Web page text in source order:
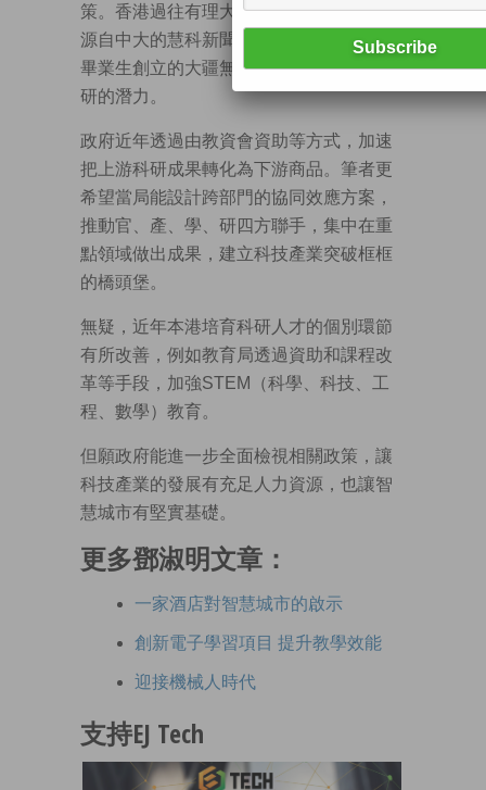
策。香港過往有理大的MyCar電動車，有
源自中大的慧科新聞搜索，近年還有科大
畢業生創立的大疆無人機，證明了學界科
研的潛力。
政府近年透過由教資會資助等方式，加速
把上游科研成果轉化為下游商品。筆者更
希望當局能設計跨部門的協同效應方案，
推動官、產、學、研四方聯手，集中在重
點領域做出成果，建立科技產業突破框框
的橋頭堡。
無疑，近年本港培育科研人才的個別環節
有所改善，例如教育局透過資助和課程改
革等手段，加強STEM（科學、科技、工
程、數學）教育。
但願政府能進一步全面檢視相關政策，讓
科技產業的發展有充足人力資源，也讓智
慧城市有堅實基礎。
更多鄧淑明文章：
一家酒店對智慧城市的啟示
創新電子學習項目 提升教學效能
迎接機械人時代
支持EJ Tech